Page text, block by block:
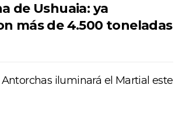
de Ushuaia: ya
más de 4.500 toneladas
iluminará el Martial este